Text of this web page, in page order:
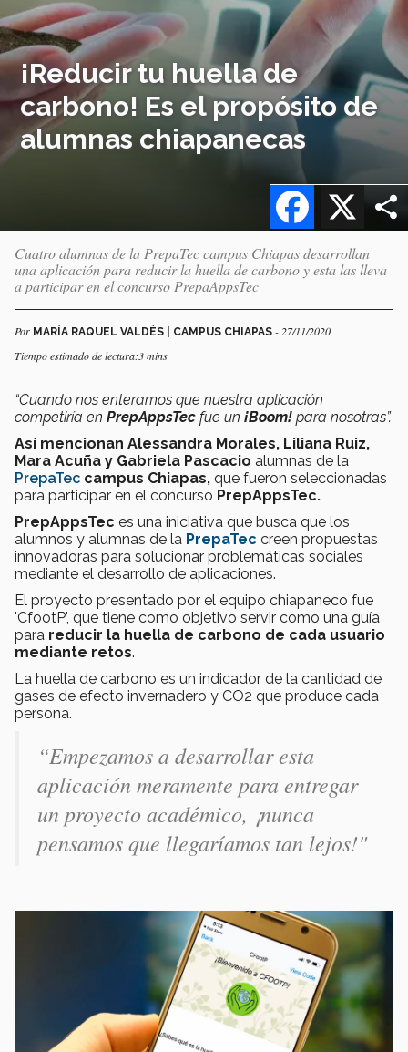
¡Reducir tu huella de
carbono! Es el propósito de
alumnas chiapanecas
X
Facebook
Cuatro alumnas de la PrepaTec campus Chiapas desarrollan
una aplicación para reducir la huella de carbono y esta las lleva
a participar en el concurso PrepaAppsTec
Por MARÍA RAQUEL VALDÉS | CAMPUS CHIAPAS - 27/11/2020
Tiempo estimado de lectura:3 mins
“Cuando nos enteramos que nuestra aplicación
competiría en PrepAppsTec fue un ¡Boom! para nosotras”.
Así mencionan Alessandra Morales, Liliana Ruiz,
Mara Acuña y Gabriela Pascacio alumnas de la
PrepaTec campus Chiapas, que fueron seleccionadas
para participar en el concurso PrepAppsTec.
PrepAppsTec es una iniciativa que busca que los
alumnos y alumnas de la PrepaTec creen propuestas
innovadoras para solucionar problemáticas sociales
mediante el desarrollo de aplicaciones.
El proyecto presentado por el equipo chiapaneco fue
'CfootP', que tiene como objetivo servir como una guía
para reducir la huella de carbono de cada usuario
mediante retos.
La huella de carbono es un indicador de la cantidad de
gases de efecto invernadero y CO2 que produce cada
persona.
“Empezamos a desarrollar esta
aplicación meramente para entregar
un proyecto académico, ¡nunca
pensamos que llegaríamos tan lejos!"